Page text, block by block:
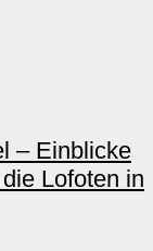
– Einblicke
Lofoten in